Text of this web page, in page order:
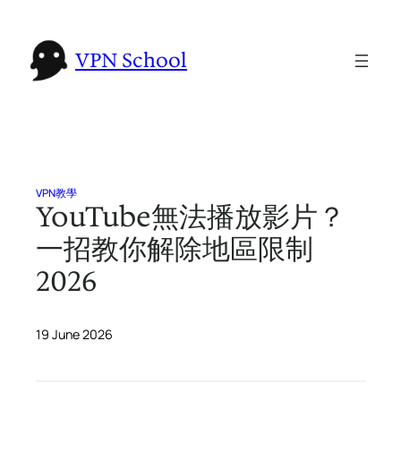
content
VPN School
VPN教學
YouTube無法播放影片？
一招教你解除地區限制
2026
19 June 2026